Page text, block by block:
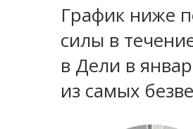
График ниже
силы в
в Дели в
из самых